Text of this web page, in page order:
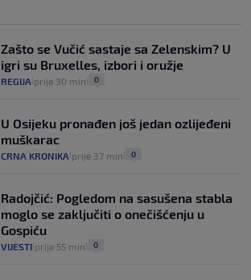
junaci naših priča budu oni koji pomažu,
a ne oni koji su pobijedili nekoga"
VIJESTI 2
Zašto se Vučić sastaje sa Zelenskim? U
igri su Bruxelles, izbori i oružje
REGIJA prije 30 min 0
U Osijeku pronađen još jedan ozlijeđeni
muškarac
CRNA KRONIKA prije 37 min 0
Radojčić: Pogledom na sasušena stabla
moglo se zaključiti o onečišćenju u
Gospiću
VIJESTI prije 55 min 0